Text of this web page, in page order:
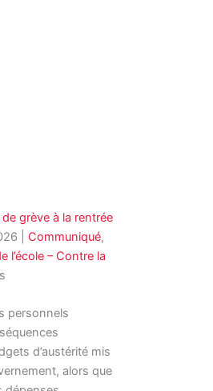
grève à la rentrée
Communiqué,
l’école – Contre la
personnels
d’austérité mis
alors que